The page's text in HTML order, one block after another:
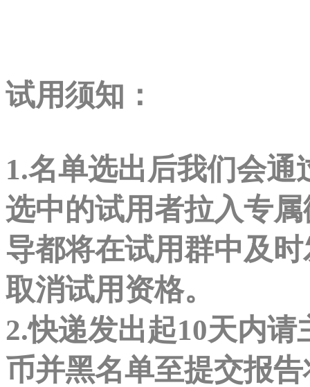
试用须知：
1.名单选出后我们会
选中的试用者拉入专
导都将在试用群中及
取消试用资格。
2.快递发出起10天内
币并黑名单至提交报